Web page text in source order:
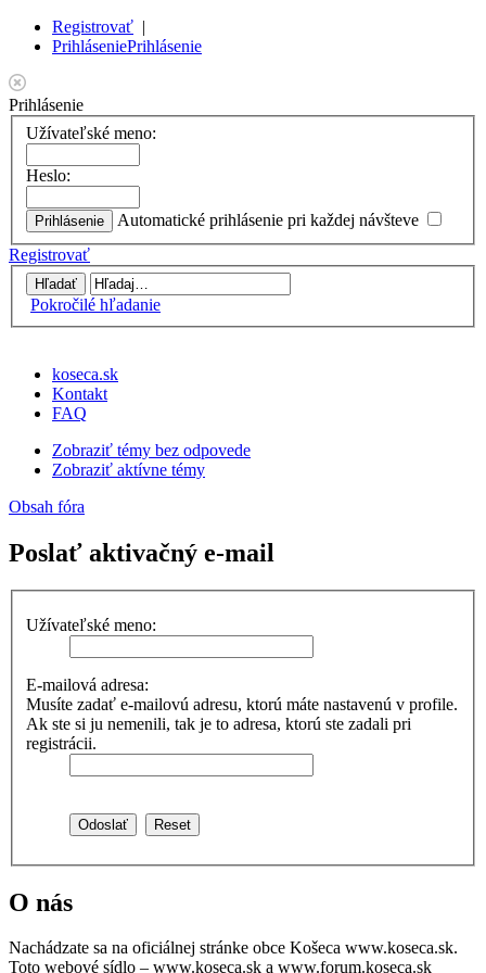
Registrovať |
PrihláseniePrihlásenie
Prihlásenie
Užívateľské meno:
Heslo:
Automatické prihlásenie pri každej návšteve
Registrovať
Pokročilé hľadanie
koseca.sk
Kontakt
FAQ
Zobraziť témy bez odpovede
Zobraziť aktívne témy
Obsah fóra
Poslať aktivačný e-mail
Užívateľské meno:
E-mailová adresa:
Musíte zadať e-mailovú adresu, ktorú máte nastavenú v profile.
Ak ste si ju nemenili, tak je to adresa, ktorú ste zadali pri
registrácii.
O nás
Nachádzate sa na oficiálnej stránke obce Košeca www.koseca.sk.
Toto webové sídlo – www.koseca.sk a www.forum.koseca.sk